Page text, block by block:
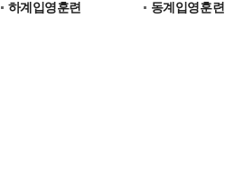
하계입영훈련 동계입영훈련